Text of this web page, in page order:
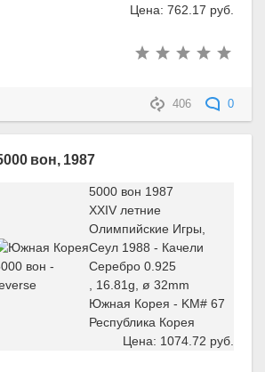
Цена: 762.17 руб.
406 0
вон, 1987
5000 вон 1987
XXIV летние
Олимпийские Игры,
Сеул 1988 - Качели
Серебро 0.925
, 16.81g, ø 32mm
Южная Корея - KM# 67
Республика Корея
Цена: 1074.72 руб.